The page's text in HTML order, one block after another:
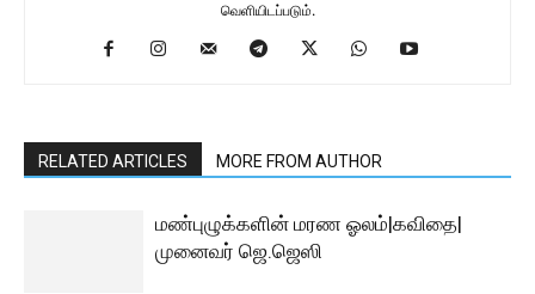
வெளியிடப்படும்.
RELATED ARTICLES MORE FROM AUTHOR
மண்புழுக்களின் மரண ஓலம்|கவிதை|
முனைவர் ஜெ.ஜெஸி